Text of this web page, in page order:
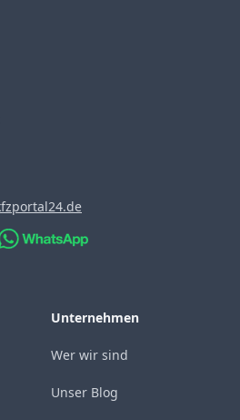
Unternehmen
Wer wir sind
Unser Blog